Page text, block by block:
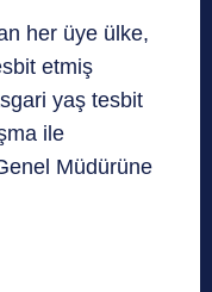
her üye ülke,
etmiş
yaş tesbit
ile
Müdürüne